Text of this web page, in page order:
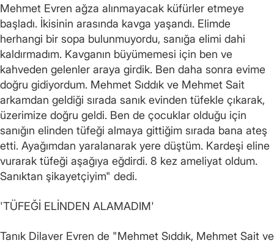
Mehmet Evren ağza alınmayacak küfürler etmeye
başladı. İkisinin arasında kavga yaşandı. Elimde
herhangi bir sopa bulunmuyordu, sanığa elimi dahi
kaldırmadım. Kavganın büyümemesi için ben ve
kahveden gelenler araya girdik. Ben daha sonra evime
doğru gidiyordum. Mehmet Sıddık ve Mehmet Sait
arkamdan geldiği sırada sanık evinden tüfekle çıkarak,
üzerimize doğru geldi. Ben de çocuklar olduğu için
sanığın elinden tüfeği almaya gittiğim sırada bana ateş
etti. Ayağımdan yaralanarak yere düştüm. Kardeşi eline
vurarak tüfeği aşağıya eğdirdi. 8 kez ameliyat oldum.
Sanıktan şikayetçiyim" dedi.
'TÜFEĞİ ELİNDEN ALAMADIM'
Tanık Dilaver Evren de "Mehmet Sıddık, Mehmet Sait ve